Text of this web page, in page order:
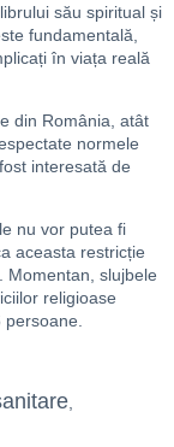
său spiritual și
fundamentală,
în viața reală
din România, atât
normele
interesată de
nu vor putea fi
aceasta restricție
Momentan, slujbele
religioase
persoane.
,